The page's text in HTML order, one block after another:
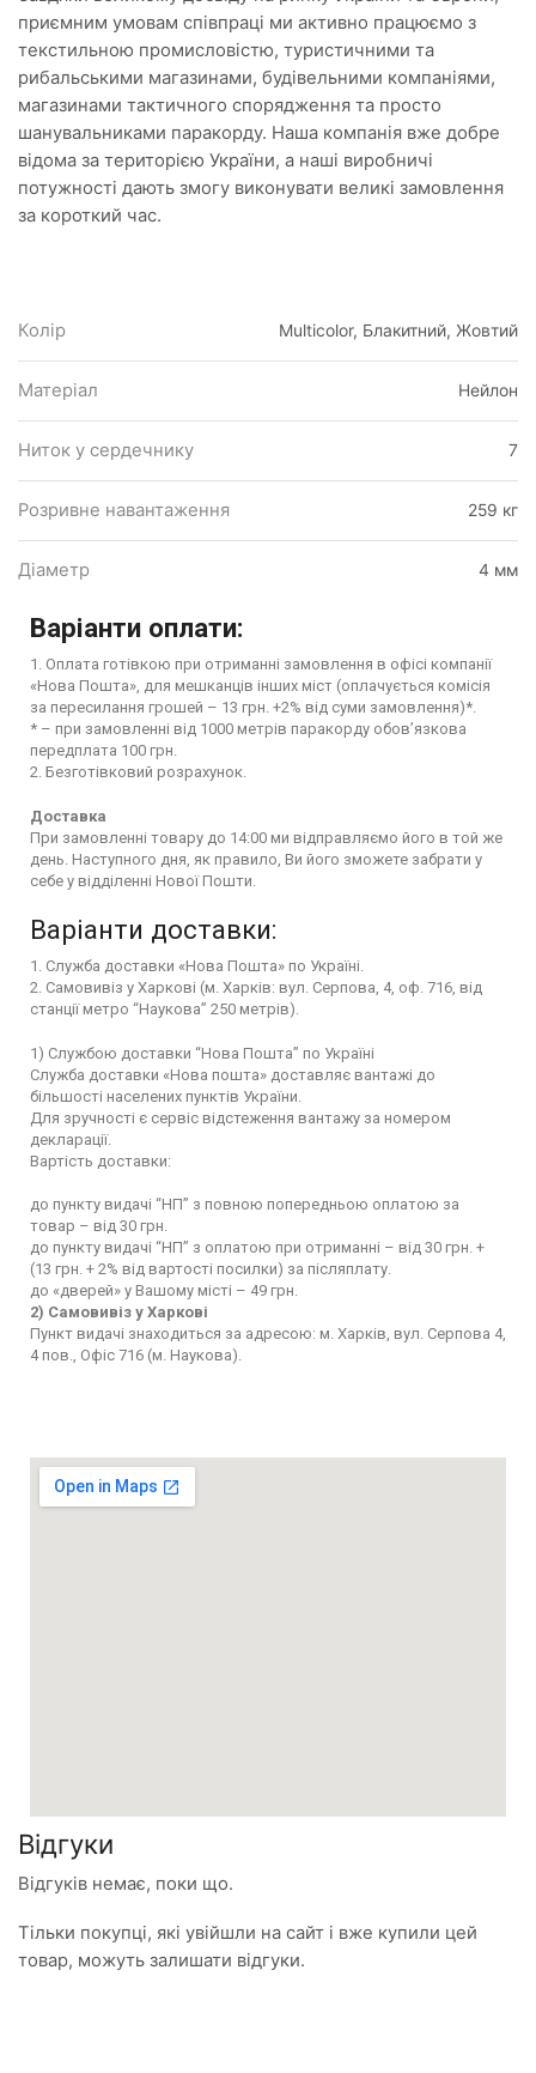
приємним умовам співпраці ми активно працюємо з
текстильною промисловістю, туристичними та
рибальськими магазинами, будівельними компаніями,
магазинами тактичного спорядження та просто
шанувальниками паракорду. Наша компанія вже добре
відома за територією України, а наші виробничі
потужності дають змогу виконувати великі замовлення
за короткий час.
Колір Multicolor, Блакитний, Жовтий
Матеріал Нейлон
Ниток у сердечнику 7
Розривне навантаження 259 кг
Діаметр 4 мм
Варіанти оплати:
1. Оплата готівкою при отриманні замовлення в офісі компанії
«Нова Пошта», для мешканців інших міст (оплачується комісія
за пересилання грошей – 13 грн. +2% від суми замовлення)*.
* – при замовленні від 1000 метрів паракорду обов’язкова
передплата 100 грн.
2. Безготівковий розрахунок.
Доставка
При замовленні товару до 14:00 ми відправляємо його в той же
день. Наступного дня, як правило, Ви його зможете забрати у
себе у відділенні Нової Пошти.
Варіанти доставки:
1. Служба доставки «Нова Пошта» по Україні.
2. Самовивіз у Харкові (м. Харків: вул. Серпова, 4, оф. 716, від
станції метро “Наукова” 250 метрів).
1) Службою доставки “Нова Пошта” по Україні
Служба доставки «Нова пошта» доставляє вантажі до
більшості населених пунктів України.
Для зручності є сервіс відстеження вантажу за номером
декларації.
Вартість доставки:
до пункту видачі “НП” з повною попередньою оплатою за
товар – від 30 грн.
до пункту видачі “НП” з оплатою при отриманні – від 30 грн. +
(13 грн. + 2% від вартості посилки) за післяплату.
до «дверей» у Вашому місті – 49 грн.
2) Самовивіз у Харкові
Пункт видачі знаходиться за адресою: м. Харків, вул. Серпова 4,
4 пов., Офіс 716 (м. Наукова).
Відгуки
Відгуків немає, поки що.
Тільки покупці, які увійшли на сайт і вже купили цей
товар, можуть залишати відгуки.